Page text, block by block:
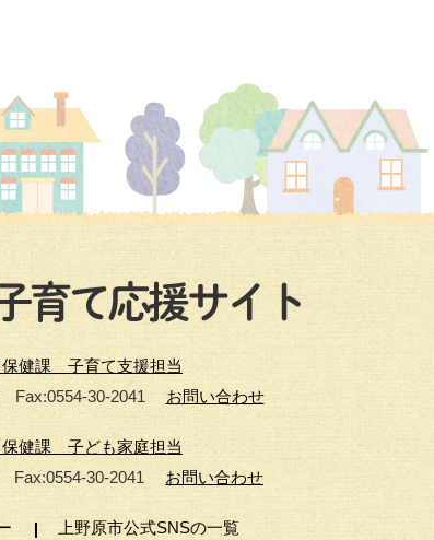
保健課 子育て支援担当
Fax:0554-30-2041 お問い合わせ
保健課 子ども家庭担当
Fax:0554-30-2041 お問い合わせ
上野原市公式SNSの一覧